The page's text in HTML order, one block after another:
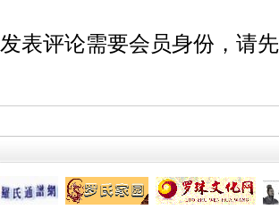
发表评论需要会员身份，请